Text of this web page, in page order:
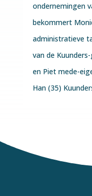
ondernemingen
bekommert
administratieve
van de
en Piet mede-
Han (35)